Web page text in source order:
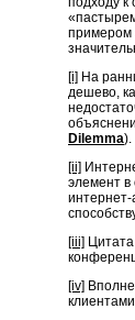
примером
[i] На
дешево,
Dilemma).
[ii]
элемент в
[iii]
[iv]